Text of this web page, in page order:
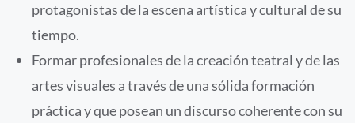
protagonistas de la escena artística y cultural de su
tiempo.
Formar profesionales de la creación teatral y de las
artes visuales a través de una sólida formación
práctica y que posean un discurso coherente con su